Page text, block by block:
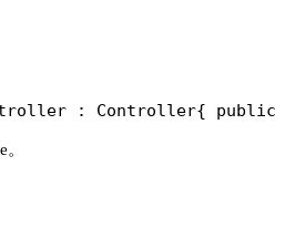
: Controller{ public